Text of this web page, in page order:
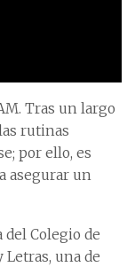
Tras un largo
rutinas
por ello, es
asegurar un
del Colegio de
Letras, una de